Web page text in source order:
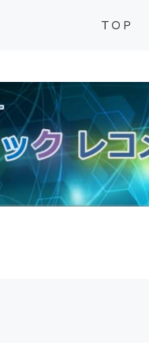
ＴＯＰ